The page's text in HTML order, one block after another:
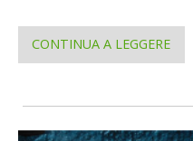
CONTINUA A LEGGERE